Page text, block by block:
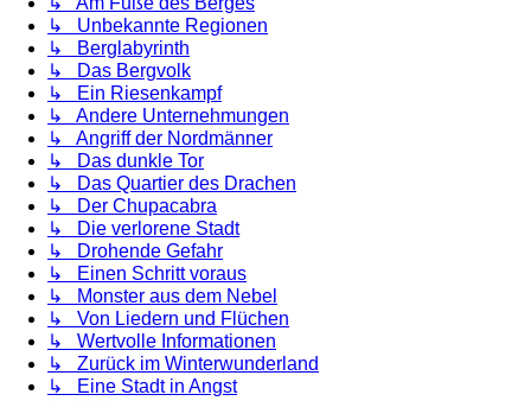
↳ Unbekannte Regionen
↳ Berglabyrinth
↳ Das Bergvolk
↳ Ein Riesenkampf
↳ Andere Unternehmungen
↳ Angriff der Nordmänner
↳ Das dunkle Tor
↳ Das Quartier des Drachen
↳ Der Chupacabra
↳ Die verlorene Stadt
↳ Drohende Gefahr
↳ Einen Schritt voraus
↳ Monster aus dem Nebel
↳ Von Liedern und Flüchen
↳ Wertvolle Informationen
↳ Zurück im Winterwunderland
↳ Eine Stadt in Angst